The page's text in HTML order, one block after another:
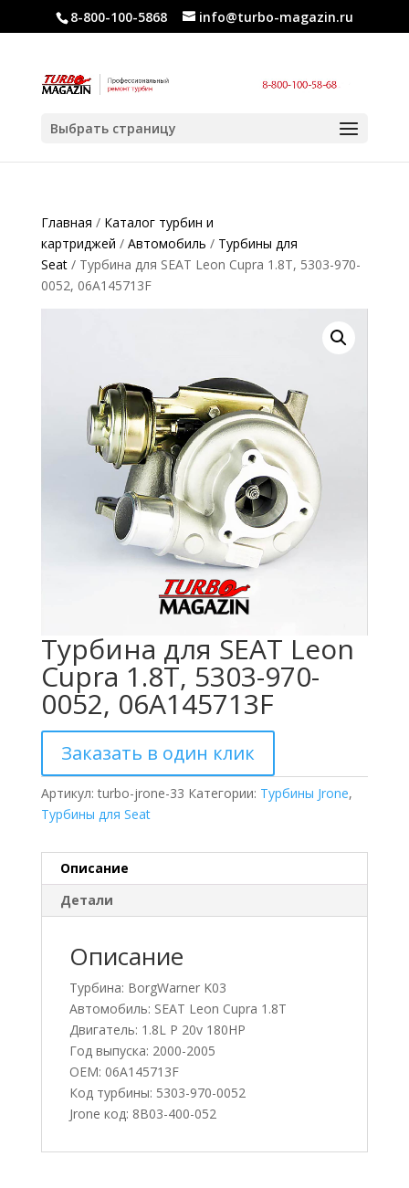
8-800-100-5868 info@turbo-magazin.ru
Выбрать страницу
Главная / Каталог турбин и
картриджей / Автомобиль / Турбины для
Seat/ Турбина для SEAT Leon Cupra 1.8T, 5303-970-
0052, 06A145713F
Турбина для SEAT Leon
Cupra 1.8T, 5303-970-
0052, 06A145713F
Заказать в один клик
Артикул:turbo-jrone-33 Категории: Турбины Jrone,
Турбины для Seat
Описание
Детали
Описание
Турбина: BorgWarner K03
Автомобиль: SEAT Leon Cupra 1.8T
Двигатель: 1.8L P 20v 180HP
Год выпуска: 2000-2005
OEM: 06A145713F
Код турбины: 5303-970-0052
Jrone код: 8B03-400-052